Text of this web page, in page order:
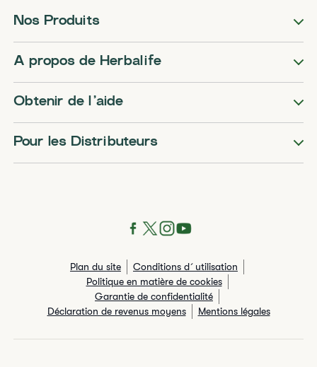
Nos Produits
A propos de Herbalife
Obtenir de l’aide
Pour les Distributeurs
Plan du site
Conditions d´utilisation
Politique en matière de cookies
Garantie de confidentialité
Déclaration de revenus moyens
Mentions légales